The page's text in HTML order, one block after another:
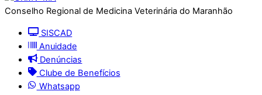
Conselho Regional de Medicina Veterinária do Maranhão
SISCAD
Anuidade
Denúncias
Clube de Benefícios
Whatsapp